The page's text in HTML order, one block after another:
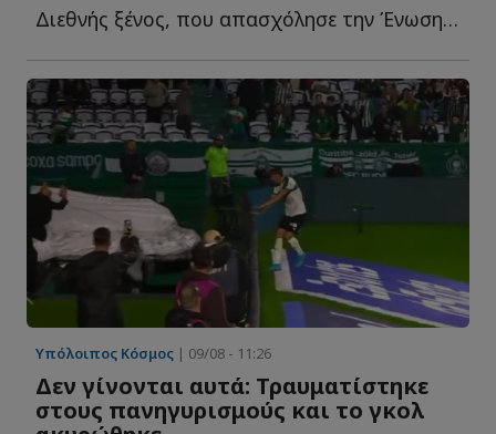
Διεθνής ξένος, που απασχόλησε την Ένωση για δύο καλοκαίρια, α...
Υπόλοιπος Κόσμος | 09/08 - 11:26
Δεν γίνονται αυτά: Τραυματίστηκε
στους πανηγυρισμούς και το γκολ